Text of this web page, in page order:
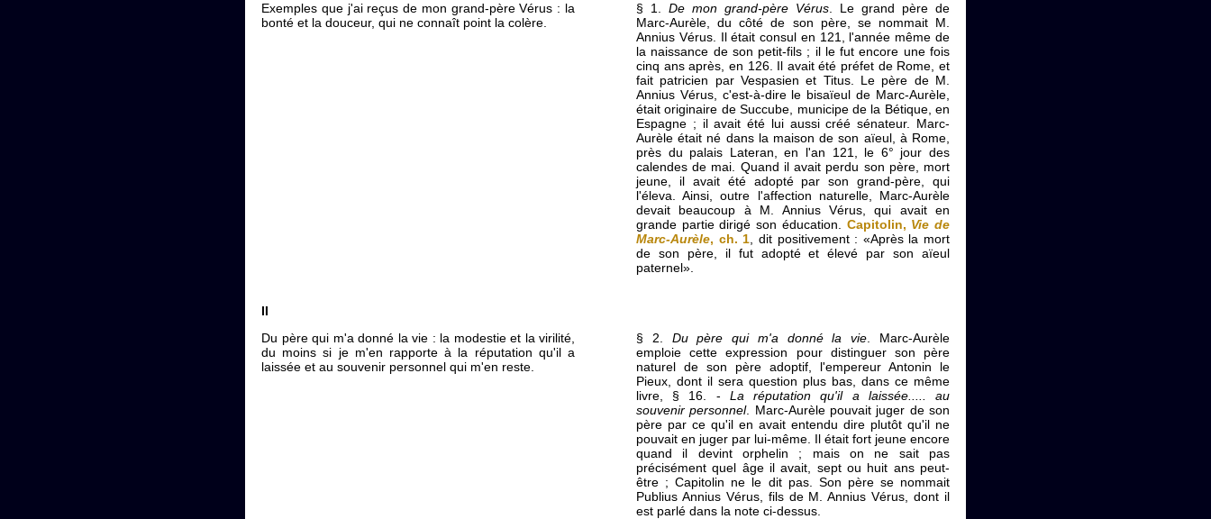
Exemples que j'ai reçus de mon grand-père Vérus : la
bonté et la douceur, qui ne connaît point la colère.
§ 1. De mon grand-père Vérus . Le grand père de
Marc-Aurèle, du côté de son père, se nommait M.
Annius Vérus. Il était consul en 121, l'année même de
la naissance de son petit-fils ; il le fut encore une fois
cinq ans après, en 126. Il avait été préfet de Rome, et
fait patricien par Vespasien et Titus. Le père de M.
Annius Vérus, c'est-à-dire le bisaïeul de Marc-Aurèle,
était originaire de Succube, municipe de la Bétique, en
Espagne ; il avait été lui aussi créé sénateur. Marc-
Aurèle était né dans la maison de son aïeul, à Rome,
près du palais Lateran, en l'an 121, le 6° jour des
calendes de mai. Quand il avait perdu son père, mort
jeune, il avait été adopté par son grand-père, qui
l'éleva. Ainsi, outre l'affection naturelle, Marc-Aurèle
devait beaucoup à M. Annius Vérus, qui avait en
grande partie dirigé son éducation. Capitolin, Vie de
Marc-Aurèle, ch. 1 , dit positivement : «Après la mort
de son père, il fut adopté et élevé par son aïeul
paternel».
II
Du père qui m'a donné la vie : la modestie et la virilité,
du moins si je m'en rapporte à la réputation qu'il a
laissée et au souvenir personnel qui m'en reste.
§ 2. Du père qui m'a donné la vie . Marc-Aurèle
emploie cette expression pour distinguer son père
naturel de son père adoptif, l'empereur Antonin le
Pieux, dont il sera question plus bas, dans ce même
livre, § 16. - La réputation qu'il a laissée..... au
souvenir personnel. Marc-Aurèle pouvait juger de son
père par ce qu'il en avait entendu dire plutôt qu'il ne
pouvait en juger par lui-même. Il était fort jeune encore
quand il devint orphelin ; mais on ne sait pas
précisément quel âge il avait, sept ou huit ans peut-
être ; Capitolin ne le dit pas. Son père se nommait
Publius Annius Vérus, fils de M. Annius Vérus, dont il
est parlé dans la note ci-dessus.